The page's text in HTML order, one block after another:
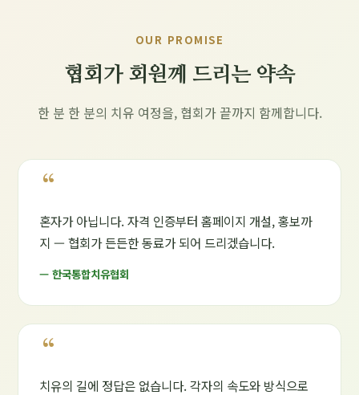
OUR PROMISE
협회가 회원께 드리는 약속
한 분 한 분의 치유 여정을, 협회가 끝까지 함께합니다.
“
혼자가 아닙니다. 자격 인증부터 홈페이지 개설, 홍보까
지 — 협회가 든든한 동료가 되어 드리겠습니다.
— 한국통합치유협회
“
치유의 길에 정답은 없습니다. 각자의 속도와 방식으로